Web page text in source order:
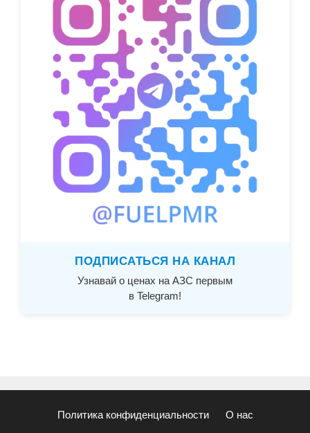
ПОДПИСАТЬСЯ НА КАНАЛ
Узнавай о ценах на АЗС первым
в Telegram!
Политика конфиденциальности О нас